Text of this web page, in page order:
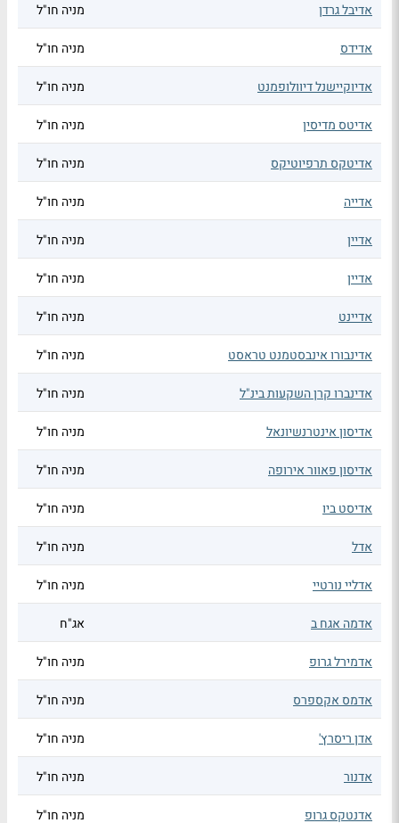
אדיבל גרדן מניה חו"ל
אדידס מניה חו"ל
אדיוקיישנל דיוולופמנט מניה חו"ל
אדיטס מדיסין מניה חו"ל
אדיטקס תרפיוטיקס מניה חו"ל
אדייה מניה חו"ל
אדיין מניה חו"ל
אדיין מניה חו"ל
אדיינט מניה חו"ל
אדינבורו אינבסטמנט טראסט מניה חו"ל
אדינברו קרן השקעות בינ"ל מניה חו"ל
אדיסון אינטרנשיונאל מניה חו"ל
אדיסון פאוור אירופה מניה חו"ל
אדיסט ביו מניה חו"ל
אדל מניה חו"ל
אדליי נורטיי מניה חו"ל
אדמה אגח ב אג"ח
אדמירל גרופ מניה חו"ל
אדמס אקספרס מניה חו"ל
אדן ריסרץ' מניה חו"ל
אדנור מניה חו"ל
אדנטקס גרופ מניה חו"ל